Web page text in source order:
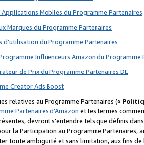
Mobiles du Programme Partenaires
Marques du Programme Partenaires
d'utilisation du Programme Partenaires
Influenceurs Amazon du Programme
de Prix du Programme Partenaires DE
Creator Ads Boost
relatives au Programme Partenaires («
Partenaires d'Amazon et les termes
devront s'entendre tels que définis
la Participation au Programme Partenaires,
toute ambiguïté et sans limitation, aux fins